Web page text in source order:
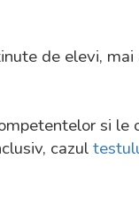
de elevi, mai
si le
cazul